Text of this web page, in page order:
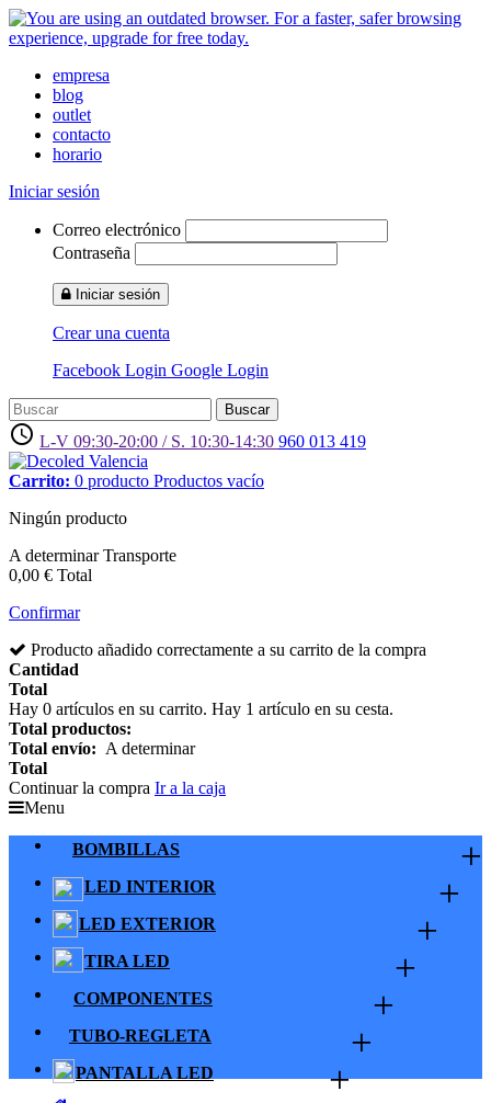
empresa
blog
outlet
contacto
horario
Iniciar sesión
Correo electrónico
Contraseña
Iniciar sesión
Crear una cuenta
Facebook Login Google Login
Buscar
access_time L-V 09:30-20:00 / S. 10:30-14:30 960 013 419
Carrito: 0 producto Productos vacío
Ningún producto
A determinarTransporte
0,00 € Total
Confirmar
Producto añadido correctamente a su carrito de la compra
Cantidad
Total
Hay 0 artículos en su carrito. Hay 1 artículo en su cesta.
Total productos:
Total envío: A determinar
Total
Continuar la compra Ir a la caja
Menu
BOMBILLAS +
LED INTERIOR +
LED EXTERIOR +
TIRA LED +
COMPONENTES +
TUBO-REGLETA +
PANTALLA LED +